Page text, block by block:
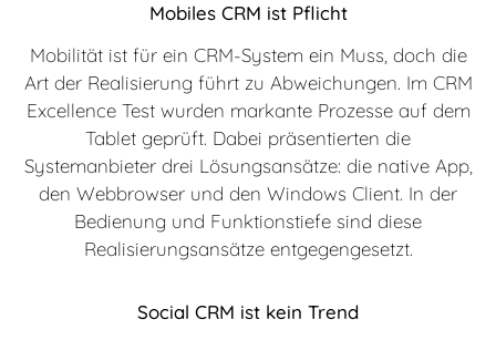
Mobiles CRM ist Pflicht
Mobilität ist für ein CRM-System ein Muss, doch die
Art der Realisierung führt zu Abweichungen. Im CRM
Excellence Test wurden markante Prozesse auf dem
Tablet geprüft. Dabei präsentierten die
Systemanbieter drei Lösungsansätze: die native App,
den Webbrowser und den Windows Client. In der
Bedienung und Funktionstiefe sind diese
Realisierungsansätze entgegengesetzt.
Social CRM ist kein Trend